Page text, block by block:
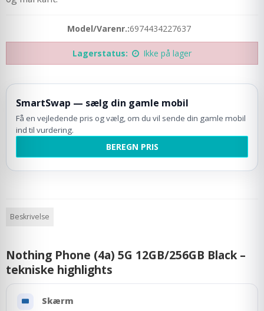
Model/Varenr.:6974434227637
Lagerstatus: Ikke på lager
SmartSwap — sælg din gamle mobil
Få en vejledende pris og vælg, om du vil sende din gamle mobil
ind til vurdering.
BEREGN PRIS
Beskrivelse
Nothing Phone (4a) 5G 12GB/256GB Black –
tekniske highlights
Skærm